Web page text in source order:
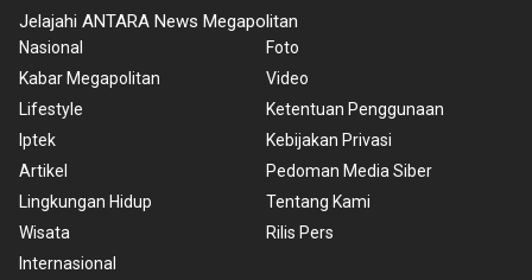
Jelajahi ANTARA News Megapolitan
Nasional
Kabar Megapolitan
Lifestyle
Iptek
Artikel
Lingkungan Hidup
Wisata
Internasional
Foto
Video
Ketentuan Penggunaan
Kebijakan Privasi
Pedoman Media Siber
Tentang Kami
Rilis Pers